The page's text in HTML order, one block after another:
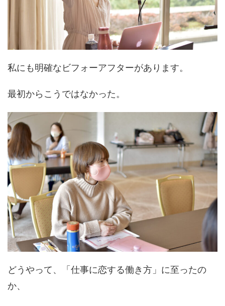
私にも明確なビフォーアフターがあります。
最初からこうではなかった。
どうやって、「仕事に恋する働き方」に至ったの
か、